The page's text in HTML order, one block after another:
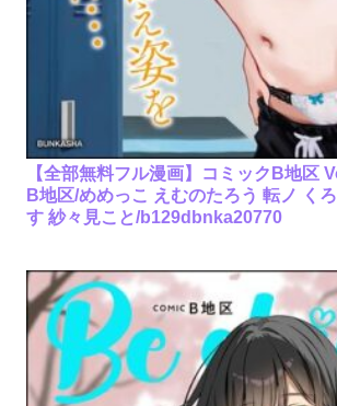
【全部無料フル漫画】コミックB地区
B地区/めめっこ えむのたろう 転ノ く
す 紗々見こと/b129dbnka20770